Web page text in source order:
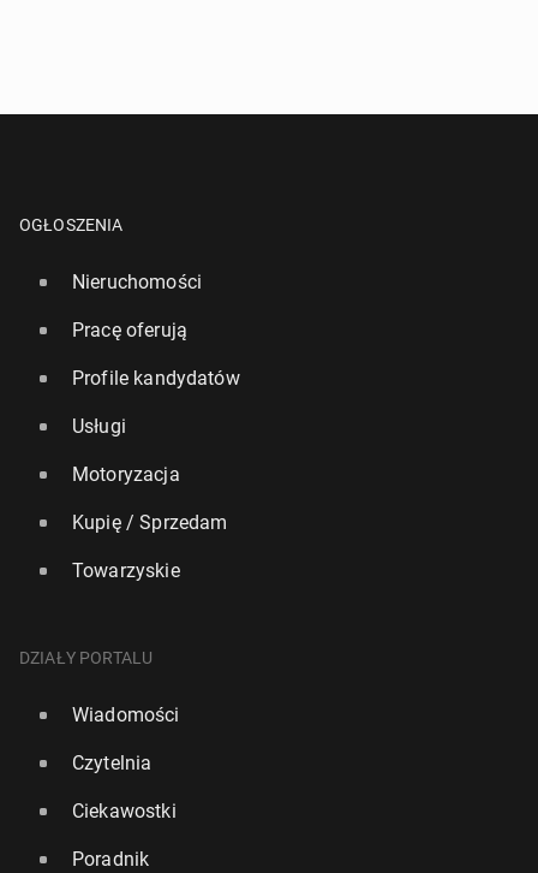
OGŁOSZENIA
Nieruchomości
Pracę oferują
Profile kandydatów
Usługi
Motoryzacja
Kupię / Sprzedam
Towarzyskie
DZIAŁY PORTALU
Wiadomości
Czytelnia
Ciekawostki
Poradnik